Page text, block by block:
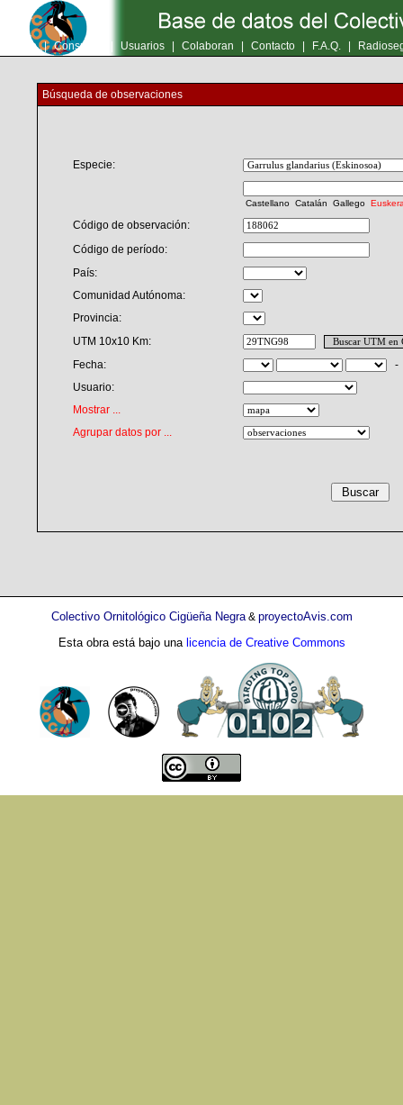
Inicio | Consultas Usuarios Colaboran Contacto F.A.Q.
Búsqueda de observaciones
Especie:
Castellano Catalán Gallego
Código de observación:
Código de período:
País:
Comunidad Autónoma:
Provincia:
UTM 10x10 Km:
Fecha:
Usuario:
Mostrar ...
Agrupar datos por ...
Colectivo Ornitológico Cigüeña Negra& proyectoAvis.com
Esta obra está bajo una licencia de Creative Commons